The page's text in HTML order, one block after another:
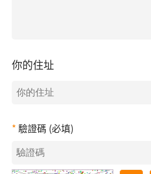
你的住址
驗證碼 (必填)